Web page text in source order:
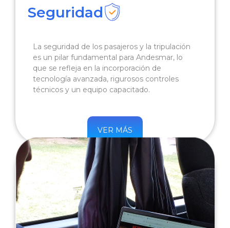
Seguridad
La seguridad de los pasajeros y la tripulación
es un pilar fundamental para Andesmar, lo
que se refleja en la incorporación de
tecnología avanzada, rigurosos controles
técnicos y un equipo capacitado.
VER MÁS